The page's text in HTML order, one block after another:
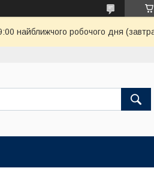
найближчого робочого дня